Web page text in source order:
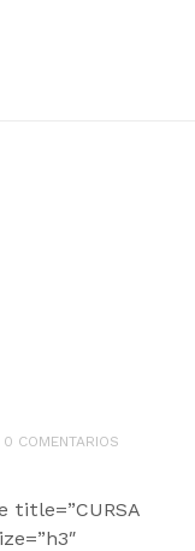
0 COMENTARIOS
title=”CURSA